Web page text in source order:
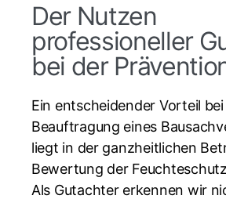
Der Nutzen
professioneller
bei der
Ein entscheidender Vorteil
Beauftragung eines
liegt in der ganzheitlichen
Bewertung der
Als Gutachter erkennen wir